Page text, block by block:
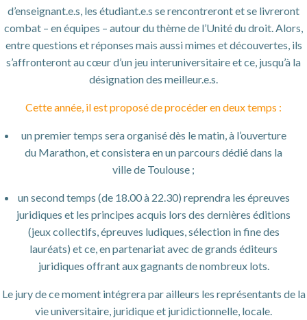
d’enseignant.e.s, les étudiant.e.s se rencontreront et se livreront
combat – en équipes – autour du thème de l’Unité du droit. Alors,
entre questions et réponses mais aussi mimes et découvertes, ils
s’affronteront au cœur d’un jeu interuniversitaire et ce, jusqu’à la
désignation des meilleur.e.s.
Cette année, il est proposé de procéder en deux temps :
un premier temps sera organisé dès le matin, à l’ouverture
du Marathon, et consistera en un parcours dédié dans la
ville de Toulouse ;
un second temps (de 18.00 à 22.30) reprendra les épreuves
juridiques et les principes acquis lors des dernières éditions
(jeux collectifs, épreuves ludiques, sélection in fine des
lauréats) et ce, en partenariat avec de grands éditeurs
juridiques offrant aux gagnants de nombreux lots.
Le jury de ce moment intégrera par ailleurs les représentants de la
vie universitaire, juridique et juridictionnelle, locale.